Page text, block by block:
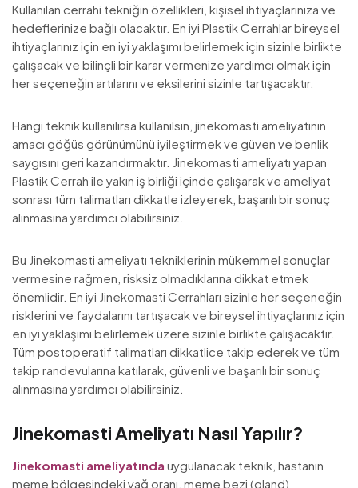
Kullanılan cerrahi tekniğin özellikleri, kişisel ihtiyaçlarınıza ve
hedeflerinize bağlı olacaktır. En iyi Plastik Cerrahlar bireysel
ihtiyaçlarınız için en iyi yaklaşımı belirlemek için sizinle birlikte
çalışacak ve bilinçli bir karar vermenize yardımcı olmak için
her seçeneğin artılarını ve eksilerini sizinle tartışacaktır.
Hangi teknik kullanılırsa kullanılsın, jinekomasti ameliyatının
amacı göğüs görünümünü iyileştirmek ve güven ve benlik
saygısını geri kazandırmaktır. Jinekomasti ameliyatı yapan
Plastik Cerrah ile yakın iş birliği içinde çalışarak ve ameliyat
sonrası tüm talimatları dikkatle izleyerek, başarılı bir sonuç
alınmasına yardımcı olabilirsiniz.
Bu Jinekomasti ameliyatı tekniklerinin mükemmel sonuçlar
vermesine rağmen, risksiz olmadıklarına dikkat etmek
önemlidir. En iyi Jinekomasti Cerrahları sizinle her seçeneğin
risklerini ve faydalarını tartışacak ve bireysel ihtiyaçlarınız için
en iyi yaklaşımı belirlemek üzere sizinle birlikte çalışacaktır.
Tüm postoperatif talimatları dikkatlice takip ederek ve tüm
takip randevularına katılarak, güvenli ve başarılı bir sonuç
alınmasına yardımcı olabilirsiniz.
Jinekomasti Ameliyatı Nasıl Yapılır?
Jinekomasti ameliyatında uygulanacak teknik, hastanın
meme bölgesindeki yağ oranı, meme bezi (gland)